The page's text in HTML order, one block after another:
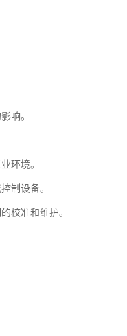
响。
环境。
制设备。
校准和维护。